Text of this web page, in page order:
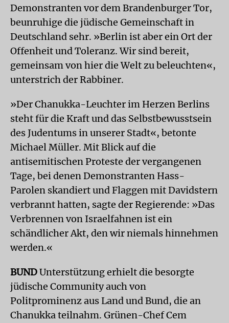
Demonstranten vor dem Brandenburger Tor,
beunruhige die jüdische Gemeinschaft in
Deutschland sehr. »Berlin ist aber ein Ort der
Offenheit und Toleranz. Wir sind bereit,
gemeinsam von hier die Welt zu beleuchten«,
unterstrich der Rabbiner.
»Der Chanukka-Leuchter im Herzen Berlins
steht für die Kraft und das Selbstbewusstsein
des Judentums in unserer Stadt«, betonte
Michael Müller. Mit Blick auf die
antisemitischen Proteste der vergangenen
Tage, bei denen Demonstranten Hass-
Parolen skandiert und Flaggen mit Davidstern
verbrannt hatten, sagte der Regierende: »Das
Verbrennen von Israelfahnen ist ein
schändlicher Akt, den wir niemals hinnehmen
werden.«
BUNDUnterstützung erhielt die besorgte
jüdische Community auch von
Politprominenz aus Land und Bund, die an
Chanukka teilnahm. Grünen-Chef Cem